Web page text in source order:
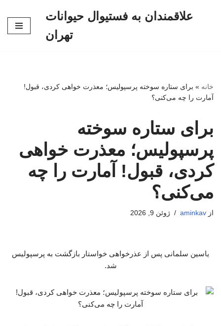
علاقمندان به فستیوال حیوانات
تهران
خانه » برای ستاره سوخته پرسپولیس؛ معذرت خواهی کردی، قبول!
آمارت را چه می‌کنی؟
برای ستاره سوخته
پرسپولیس؛ معذرت خواهی
کردی، قبول! آمارت را چه
می‌کنی؟
از aminkav ژوئن 9, 2026
یاسین سلمانی پس از عذرخواهی خواستار بازگشت به پرسپولیس
شد.